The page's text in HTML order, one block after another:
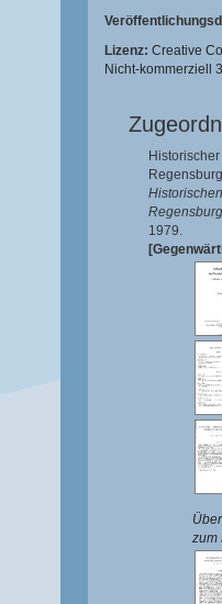
Lizenz: Creative
Nicht-kommerziell
1979.
zum